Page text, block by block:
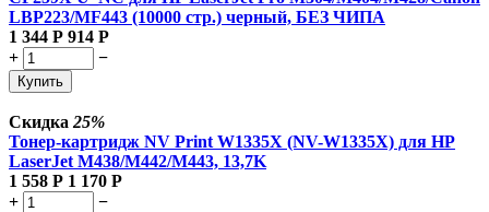
LBP223/MF443 (10000 стр.) черный, БЕЗ ЧИПА
1 344 Р 914 Р
+
−
Купить
Скидка 25%
Тонер-картридж NV Print W1335X (NV-W1335X) для HP
LaserJet M438/M442/M443, 13,7K
1 558 Р 1 170 Р
+
−